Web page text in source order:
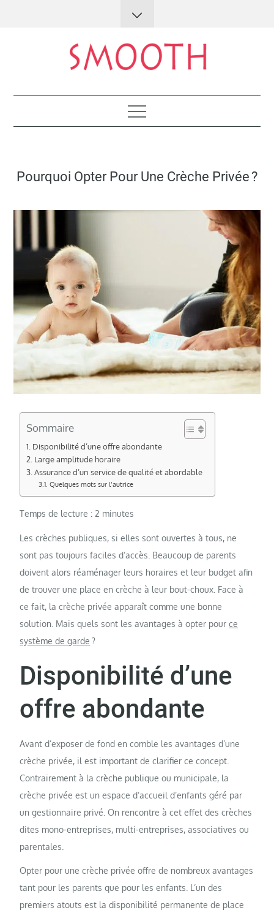
on
Pourquoi Opter Pour Une Crèche Privée ?
Sommaire
Disponibilité d’une offre abondante
Large amplitude horaire
Assurance d’un service de qualité et abordable
Quelques mots sur l’autrice
Temps de lecture :2 minutes
Les crèches publiques, si elles sont ouvertes à tous, ne
sont pas toujours faciles d’accès. Beaucoup de parents
doivent alors réaménager leurs horaires et leur budget afin
de trouver une place en crèche à leur bout-choux. Face à
ce fait, la crèche privée apparaît comme une bonne
solution. Mais quels sont les avantages à opter pource
système de garde ?
Disponibilité d’une
offre abondante
Avant d’exposer de fond en comble les avantages d’une
crèche privée, il est important de clarifier ce concept.
Contrairement à la crèche publique ou municipale, la
crèche privée est un espace d’accueil d’enfants géré par
un gestionnaire privé. On rencontre à cet effet des crèches
dites mono-entreprises, multi-entreprises, associatives ou
parentales.
Opter pour une crèche privée offre de nombreux avantages
tant pour les parents que pour les enfants. L’un des
premiers atouts est la disponibilité permanente de place